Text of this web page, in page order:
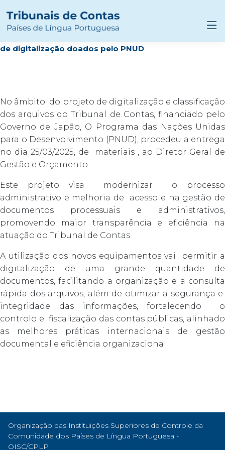
de digitalização doados pelo PNUD
No âmbito do projeto de digitalização e classificação
dos arquivos do Tribunal de Contas, financiado pelo
Governo de Japão, O Programa das Nações Unidas
para o Desenvolvimento (PNUD), procedeu a entrega
no dia 25/03/2025, de materiais , ao Diretor Geral de
Gestão e Orçamento.
Este projeto visa modernizar o processo
administrativo e melhoria de acesso e na gestão de
documentos processuais e administrativos,
promovendo maior transparência e eficiência na
atuação do Tribunal de Contas.
A utilização dos novos equipamentos vai permitir a
digitalização de uma grande quantidade de
documentos, facilitando a organização e a consulta
rápida dos arquivos, além de otimizar a segurança e
integridade das informações, fortalecendo o
controlo e fiscalização das contas públicas, alinhado
as melhores práticas internacionais de gestão
documental e eficiência organizacional.
Organização das Instituições Superiores de Controle da
Comunidade dos Países de Língua Portuguesa -
OISC/CPLP